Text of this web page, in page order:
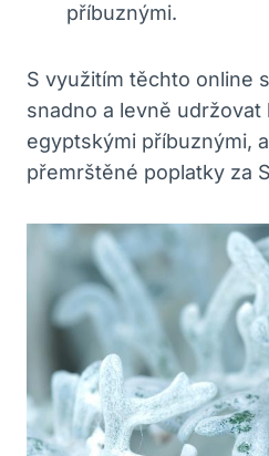
příbuznými.
S využitím těchto online
snadno a levně udržovat
egyptskými příbuznými,
přemrštěné poplatky za